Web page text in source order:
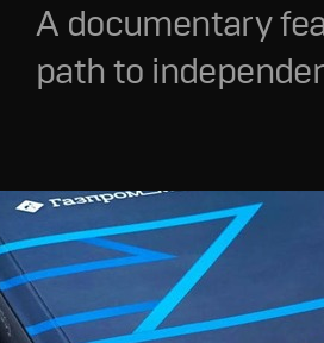
A documentary
path to